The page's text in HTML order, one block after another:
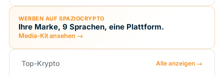
WERBEN AUF SPAZIOCRYPTO
Ihre Marke, 9 Sprachen, eine Plattform.
Media-Kit ansehen →
Top-Krypto Alle anzeigen →